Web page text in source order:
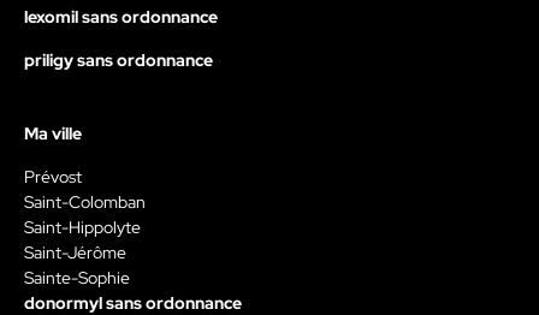
lexomil sans ordonnance
priligy sans ordonnance
Ma ville
Prévost
Saint-Colomban
Saint-Hippolyte
Saint-Jérôme
Sainte-Sophie
donormyl sans ordonnance